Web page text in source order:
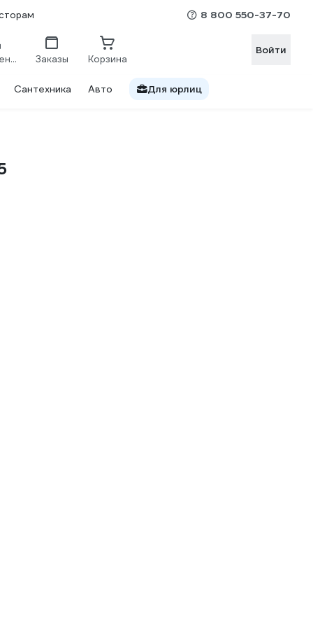
8 800 550-37-70
Сравнение Заказы Корзина
Войти
Сантехника Авто Для юрлиц